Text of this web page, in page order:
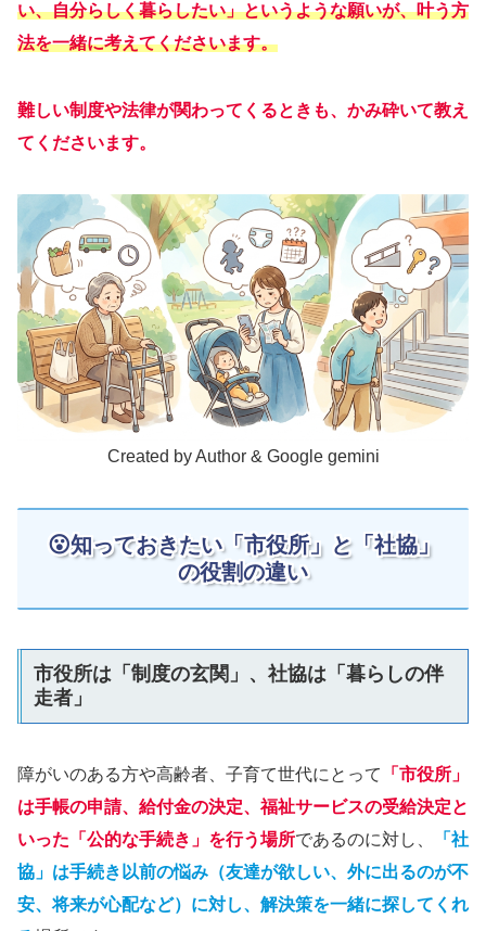
い、自分らしく暮らしたい」というような願いが、叶う方
法を一緒に考えてくださいます。
難しい制度や法律が関わってくるときも、かみ砕いて教え
てくださいます。
Created by Author & Google gemini
😮知っておきたい「市役所」と「社協」
の役割の違い
市役所は「制度の玄関」、社協は「暮らしの伴
走者」
障がいのある方や高齢者、子育て世代にとって
「市役所」
は手帳の申請、給付金の決定、福祉サービスの受給決定と
いった「公的な手続き」を行う場所であるのに対し、 「 社
協」は手続き以前の悩み（友達が欲しい、外に出るのが不
安、将来が心配など）に対し、解決策を一緒に探してくれ